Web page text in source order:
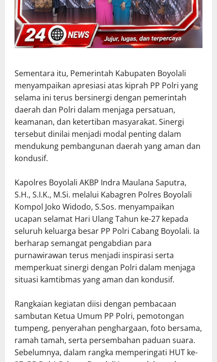
Sementara itu, Pemerintah Kabupaten Boyolali
menyampaikan apresiasi atas kiprah PP Polri yang
selama ini terus bersinergi dengan pemerintah
daerah dan Polri dalam menjaga persatuan,
keamanan, dan ketertiban masyarakat. Sinergi
tersebut dinilai menjadi modal penting dalam
mendukung pembangunan daerah yang aman dan
kondusif.
Kapolres Boyolali AKBP Indra Maulana Saputra,
S.H., S.I.K., M.Si. melalui Kabagren Polres Boyolali
Kompol Joko Widodo, S.Sos. menyampaikan
ucapan selamat Hari Ulang Tahun ke-27 kepada
seluruh keluarga besar PP Polri Cabang Boyolali. Ia
berharap semangat pengabdian para
purnawirawan terus menjadi inspirasi serta
memperkuat sinergi dengan Polri dalam menjaga
situasi kamtibmas yang aman dan kondusif.
Rangkaian kegiatan diisi dengan pembacaan
sambutan Ketua Umum PP Polri, pemotongan
tumpeng, penyerahan penghargaan, foto bersama,
ramah tamah, serta persembahan paduan suara.
Sebelumnya, dalam rangka memperingati HUT ke-